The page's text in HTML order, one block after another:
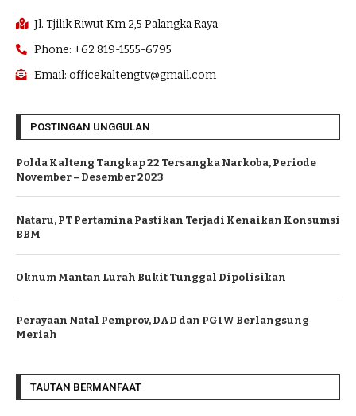
Jl. Tjilik Riwut Km 2,5 Palangka Raya
Phone: +62 819-1555-6795
Email: officekaltengtv@gmail.com
POSTINGAN UNGGULAN
Polda Kalteng Tangkap 22 Tersangka Narkoba, Periode
November – Desember 2023
Nataru, PT Pertamina Pastikan Terjadi Kenaikan Konsumsi
BBM
Oknum Mantan Lurah Bukit Tunggal Dipolisikan
Perayaan Natal Pemprov, DAD dan PGIW Berlangsung
Meriah
TAUTAN BERMANFAAT